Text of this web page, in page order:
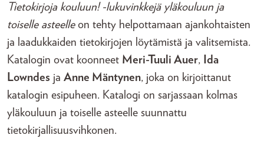
Tietokirjoja kouluun! -lukuvinkkejä yläkouluun ja
toiselle asteelleon tehty helpottamaan ajankohtaisten
ja laadukkaiden tietokirjojen löytämistä ja valitsemista.
Katalogin ovat koonneet Meri-Tuuli Auer, Ida
Lowndes ja Anne Mäntynen, joka on kirjoittanut
katalogin esipuheen. Katalogi on sarjassaan kolmas
yläkouluun ja toiselle asteelle suunnattu
tietokirjallisuusvihkonen.